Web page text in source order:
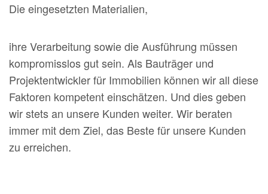
Die eingesetzten Materialien,
ihre Verarbeitung sowie die Ausführung müssen
kompromisslos gut sein. Als Bauträger und
Projektentwickler für Immobilien können wir all diese
Faktoren kompetent einschätzen. Und dies geben
wir stets an unsere Kunden weiter. Wir beraten
immer mit dem Ziel, das Beste für unsere Kunden
zu erreichen.